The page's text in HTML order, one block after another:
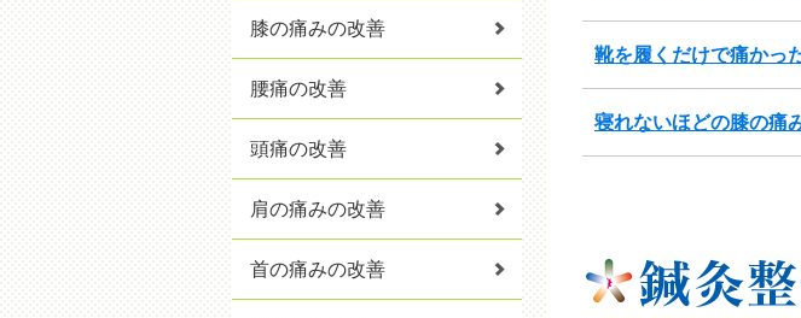
靴を履くだけで痛かっ
寝れないほどの膝の痛
膝の痛みの改善
腰痛の改善
頭痛の改善
肩の痛みの改善
首の痛みの改善